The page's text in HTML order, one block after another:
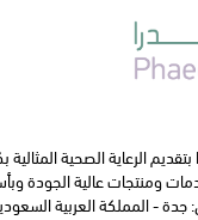
الرعاية الصحية
ومنتجات عالية الجودة
جدة - المملكة العربية